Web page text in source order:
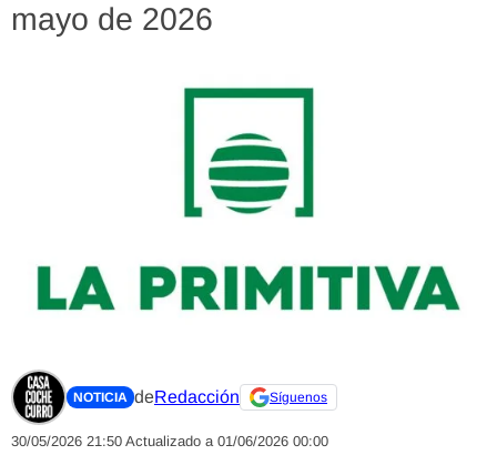
mayo de 2026
NOTICIA deRedacción Síguenos
30/05/2026 21:50 Actualizado a 01/06/2026 00:00